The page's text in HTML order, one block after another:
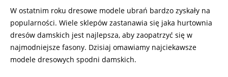
W ostatnim roku dresowe modele ubrań bardzo zyskały na
popularności. Wiele sklepów zastanawia się jaka hurtownia
dresów damskich jest najlepsza, aby zaopatrzyć się w
najmodniejsze fasony. Dzisiaj omawiamy najciekawsze
modele dresowych spodni damskich.